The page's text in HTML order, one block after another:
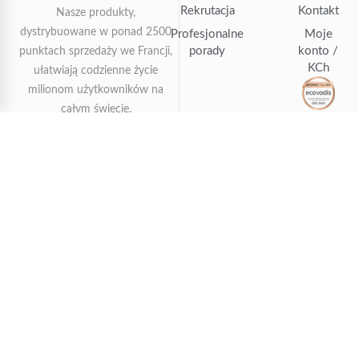
Nasze produkty,
dystrybuowane w ponad 2500
punktach sprzedaży we Francji,
ułatwiają codzienne życie
milionom użytkowników na
całym świecie.
Rekrutacja
Profesjonalne
porady
Kontakt
Moje
konto /
KCh